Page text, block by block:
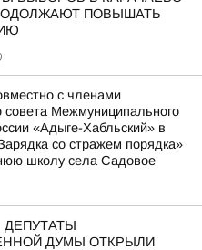
ПОВЫШАТЬ
с членами
совета Межмуниципального
«Адыге-Хабльский» в
со стражем порядка»
школу села Садовое
ДЕПУТАТЫ
ДУМЫ ОТКРЫЛИ